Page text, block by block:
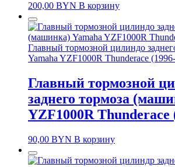
200,00 BYN В корзину
Главный тормозной цилиндо
Yamaha YZF1000R Thunderace
Главный тормозной
заднего тормоза
YZF1000R Thunderace
90,00 BYN В корзину